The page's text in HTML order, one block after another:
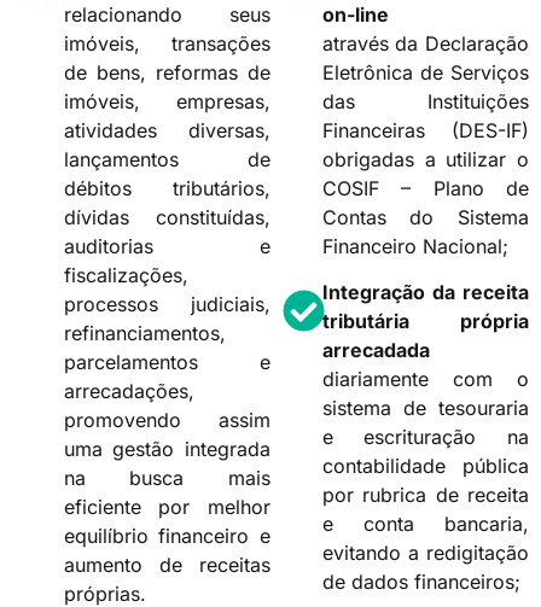
relacionando seus
imóveis, transações
de bens, reformas de
imóveis, empresas,
atividades diversas,
lançamentos de
débitos tributários,
dívidas constituídas,
auditorias e
fiscalizações,
processos judiciais,
refinanciamentos,
parcelamentos e
arrecadações,
promovendo assim
uma gestão integrada
na busca mais
eficiente por melhor
equilíbrio financeiro e
aumento de receitas
próprias.
on-line
através da Declaração
Eletrônica de Serviços
das Instituições
Financeiras (DES-IF)
obrigadas a utilizar o
COSIF – Plano de
Contas do Sistema
Financeiro Nacional;
Integração da receita
tributária própria
arrecadada
diariamente com o
sistema de tesouraria
e escrituração na
contabilidade pública
por rubrica de receita
e conta bancaria,
evitando a redigitação
de dados financeiros;